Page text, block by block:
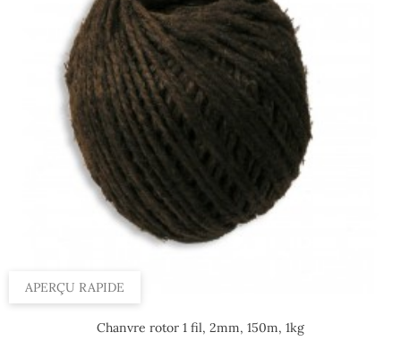
APERÇU RAPIDE
Chanvre rotor 1 fil, 2mm, 150m, 1kg